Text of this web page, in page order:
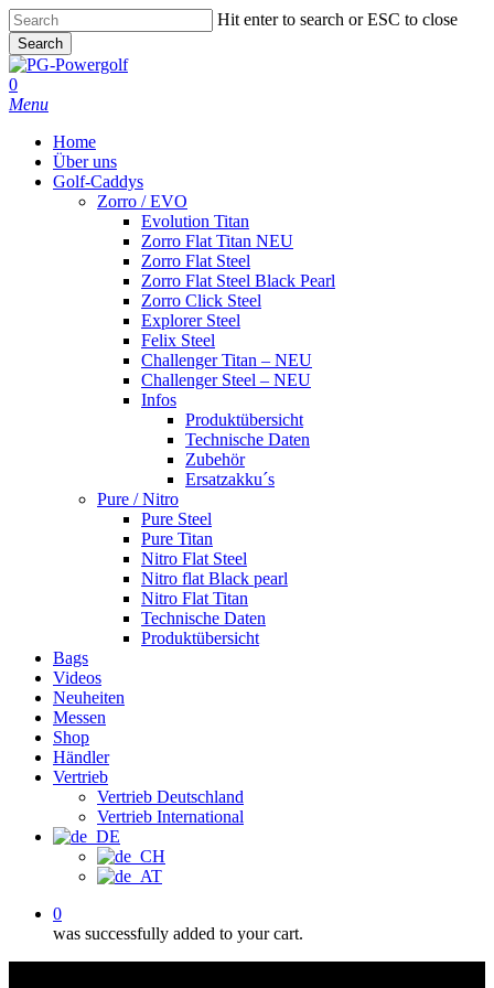
Skip
to
main
content
Hit enter to search or ESC to close
Search
Close
Search
0
Menu
Home
Über uns
Golf-Caddys
Zorro / EVO
Evolution Titan
Zorro Flat Titan NEU
Zorro Flat Steel
Zorro Flat Steel Black Pearl
Zorro Click Steel
Explorer Steel
Felix Steel
Challenger Titan – NEU
Challenger Steel – NEU
Infos
Produktübersicht
Technische Daten
Zubehör
Ersatzakku´s
Pure / Nitro
Pure Steel
Pure Titan
Nitro Flat Steel
Nitro flat Black pearl
Nitro Flat Titan
Technische Daten
Produktübersicht
Bags
Videos
Neuheiten
Messen
Shop
Händler
Vertrieb
Vertrieb Deutschland
Vertrieb International
0
was successfully added to your cart.